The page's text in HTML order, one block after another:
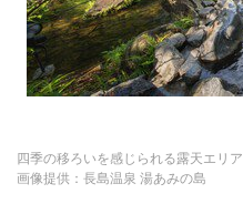
四季の移ろいを感じられる露天エリア
画像提供：長島温泉 湯あみの島